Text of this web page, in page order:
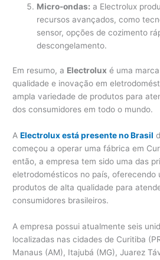
Micro-ondas: a Electrolux
recursos avançados, como
sensor, opções de cozimento
descongelamento.
Em resumo, a Electrolux é uma
qualidade e inovação em
ampla variedade de produtos para
dos consumidores em todo o mundo.
AElectrolux está presente no Brasil
começou a operar uma fábrica em
então, a empresa tem sido uma das
eletrodomésticos no país, oferecendo
produtos de alta qualidade para
consumidores brasileiros.
A empresa possui atualmente seis
localizadas nas cidades de Curitiba
Manaus (AM), Itajubá (MG), Juarez